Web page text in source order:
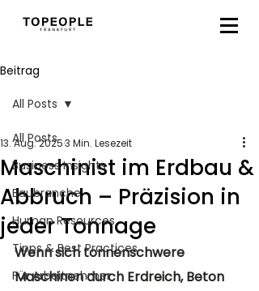
Beitrag
All Posts
Business Insights
Baubranche
Human Resources
Tipps & Best Practices
Für Arbeitnehmer
All Posts
Maschinist im Erdbau &
Abbruch – Präzision in
jeder Tonnage
13. Aug. 20253 Min. Lesezeit
Wenn sich tonnenschwere
Maschinen durch Erdreich, Beton